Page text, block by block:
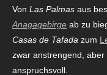
Von Las Palmas aus
Anagagebirge ab zu
Casas de Tafada zum
zwar anstrengend,
anspruchsvoll.